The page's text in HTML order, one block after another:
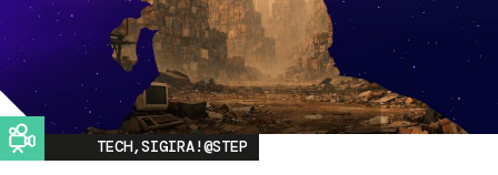
Image
TECH,SIGIRA!@STEP